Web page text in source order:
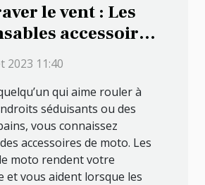
le vent : Les
accessoires
2023 11:40
qui aime rouler à
séduisants ou des
vous connaissez
accessoires de moto. Les
moto rendent votre
et vous aident lorsque les